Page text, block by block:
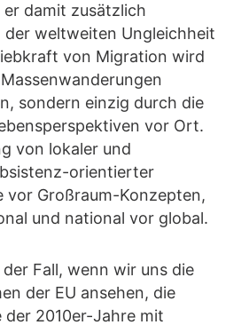
er damit zusätzlich
weltweiten Ungleichheit
von Migration wird
sondern einzig durch die
vor Ort.
von lokaler und
orientierter
vor Großraum-Konzepten,
und national vor global.
Fall, wenn wir uns die
der EU ansehen, die
der 2010er-Jahre mit